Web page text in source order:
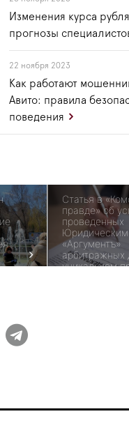
Изменения курса
прогнозы
22 ноября 2023
Как работают
Авито: правила
поведения
Статья в
правде» об
проведенных
«Аргументъ»
арбитражных
уникальном